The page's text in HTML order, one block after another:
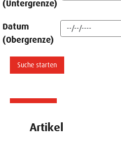
(Untergrenze)
Datum
(Obergrenze)
Artikel